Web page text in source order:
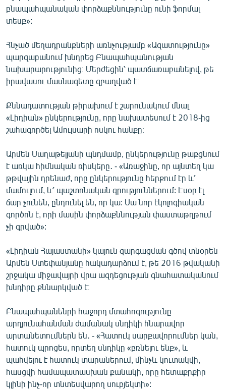
բնապահպանական փորձաքննությունը ունի ֆորմալ
տեսք»:
Հնչած մեղադրանքների առնչությամբ «Ազատությունը»
պարզաբանում խնդրեց Բնապահպանության
նախարարությունից։ Մերժեցին՝ պատճառաբանելով, թե
իրավասու մասնագետը զբաղված է։
Քննադատության թիրախում է շարունակում մնալ
«Լիդիան» ընկերությունը, որը նախատեսում է 2018-ից
շահագործել Ամուլսարի ոսկու հանքը։
Արմեն Սաղաթելյանի պնդմամբ, ընկերությունը թաքցնում
է առկա հիմնական ռիսկերը․ - «Առաջինը, որ այնտեղ կա
թթվային դրենաժ, որը ընկերությունը հերքում էր և՛
մամուլում, և՛ պաշտոնական գրություններում: Էսօր էլ
ճար չունեն, ընդունել են, որ կա: Սա նոր էկոլոգիական
գործոն է, որի մասին փորձաքննության փաստաթղթում
չի գրված»:
«Լիդիան Հայաստանի» կայուն զարգացման գծով տնօրեն
Արմեն Ստեփանյանը հակադարձում է, թե 2016 թվականի
շրջակա միջավայրի վրա ազդեցության գնահատականում
խնդիրը քննարկված է։
Բնապահպանենրի հաջորդ մտահոգությունը
արդյունահանման ժամանակ սնդիկի հնարավոր
արտանետումներն են․ - «Հատուկ սարքավորումներ կան,
հատուկ պրոցես, որտեղ սնդիկը «բռնելու ենք», և
պահվելու է հատուկ տարաներում, մինչև կուտակվի,
հասցվի համապատասխան քանակի, որը հետաքրքիր
կլինի ինչ-որ տնտեսվարող սուբյեկտի»: